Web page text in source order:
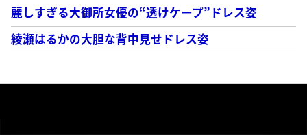
麗しすぎる大御所女優の“透けケープ”ドレス姿
綾瀬はるかの大胆な背中見せドレス姿